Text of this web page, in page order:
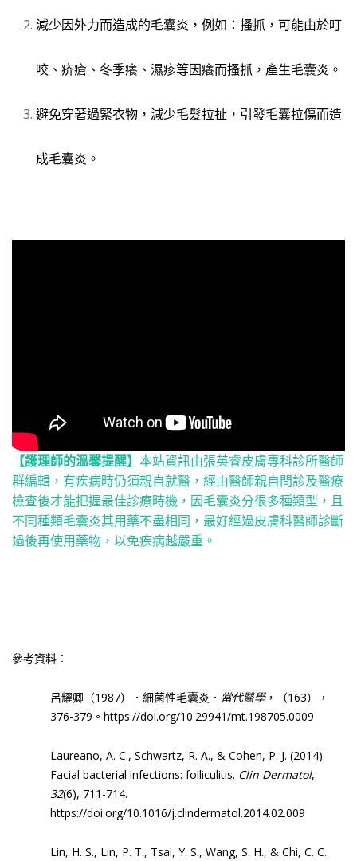
減少因外力而造成的毛囊炎，例如：搔抓，可能由於叮
咬、疥瘡、冬季癢、濕疹等因癢而搔抓，產生毛囊炎。
避免穿著過緊衣物，減少毛髮拉扯，引發毛囊拉傷而造
成毛囊炎。
【護理師的溫馨提醒】 本站資訊由張英睿皮膚專科診所醫師
群編輯，有疾病時仍須親自就醫，經由醫師親自問診及醫療
檢查後才能把握最佳診療時機，因毛囊炎分很多種類型，且
不同種類毛囊炎其用藥不盡相同，最好經過皮膚科醫師診斷
過後再使用藥物，以免疾病越嚴重。
參考資料：
呂耀卿（1987）．細菌性毛囊炎． 當代醫學，（163），
376-379 。 https://doi.org/10.29941/mt.198705.0009
Laureano, A. C., Schwartz, R. A., & Cohen, P. J. (2014).
Facial bacterial infections: folliculitis. Clin Dermatol,
32(6), 711-714.
https://doi.org/10.1016/j.clindermatol.2014.02.009
Lin, H. S., Lin, P. T., Tsai, Y. S., Wang, S. H., & Chi, C. C.